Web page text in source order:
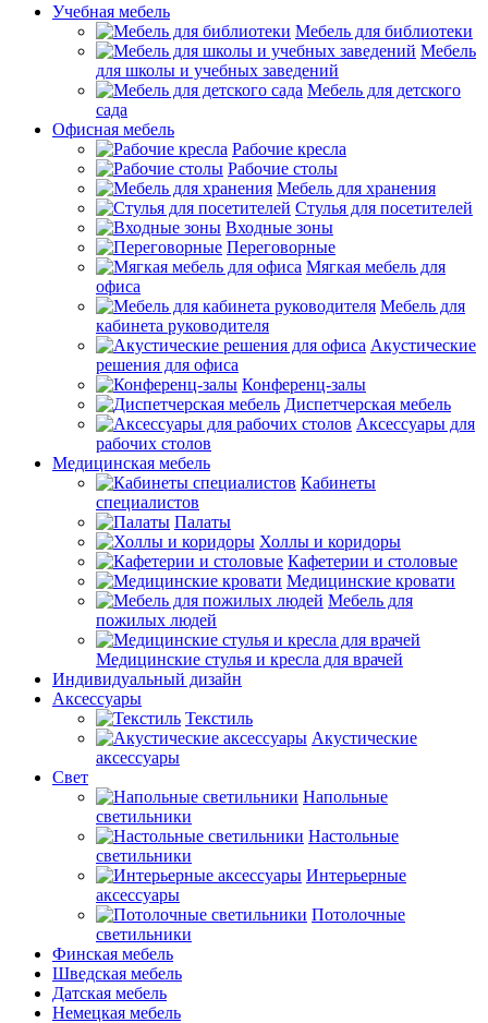
Учебная мебель
Мебель для библиотеки
Мебель
для школы и учебных заведений
Мебель для детского
сада
Офисная мебель
Рабочие кресла
Рабочие столы
Мебель для хранения
Стулья для посетителей
Входные зоны
Переговорные
Мягкая мебель для
офиса
Мебель для
кабинета руководителя
Акустические
решения для офиса
Конференц-залы
Диспетчерская мебель
Аксессуары для
рабочих столов
Медицинская мебель
Кабинеты
специалистов
Палаты
Холлы и коридоры
Кафетерии и столовые
Медицинские кровати
Мебель для
пожилых людей
Медицинские стулья и кресла для врачей
Индивидуальный дизайн
Аксессуары
Текстиль
Акустические
аксессуары
Свет
Напольные
светильники
Настольные
светильники
Интерьерные
аксессуары
Потолочные
светильники
Финская мебель
Шведская мебель
Датская мебель
Немецкая мебель